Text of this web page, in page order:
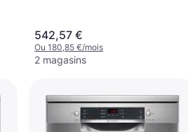
542,57 €
Ou 180,85 €/mois
2 magasins